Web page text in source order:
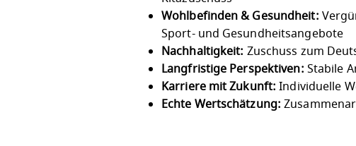
Wohlbefinden & Gesundheit:
Sport- und Gesundheitsangebote
Nachhaltigkeit: Zuschuss zum
Langfristige Perspektiven: Stabile
Karriere mit Zukunft: Individuelle
Echte Wertschätzung: